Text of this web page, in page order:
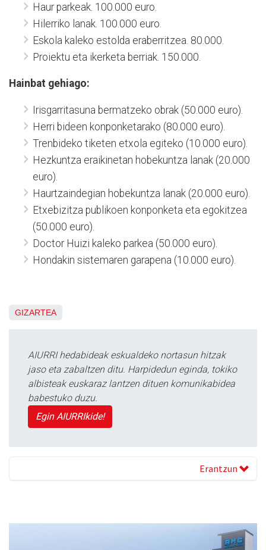
Haur parkeak. 100.000 euro.
Hilerriko lanak. 100.000 euro.
Eskola kaleko estolda eraberritzea. 80.000.
Proiektu eta ikerketa berriak. 150.000.
Hainbat gehiago:
Irisgarritasuna bermatzeko obrak (50.000 euro).
Herri bideen konponketarako (80.000 euro).
Trenbideko tiketen etxola egiteko (10.000 euro).
Hezkuntza eraikinetan hobekuntza lanak (20.000
euro).
Haurtzaindegian hobekuntza lanak (20.000 euro).
Etxebizitza publikoen konponketa eta egokitzea
(50.000 euro).
Doctor Huizi kaleko parkea (50.000 euro).
Hondakin sistemaren garapena (10.000 euro).
GIZARTEA
AIURRI hedabideak eskualdeko nortasun hitzak
jaso eta zabaltzen ditu. Harpidedun eginda, tokiko
albisteak euskaraz lantzen dituen komunikabidea
babestuko duzu.
Egin AIURRIkide!
Erantzun